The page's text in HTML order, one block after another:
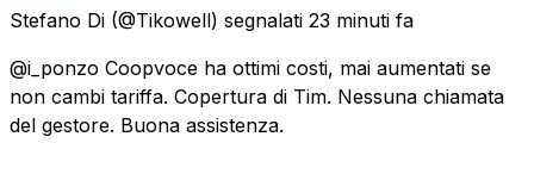
Stefano Di (@Tikowell) segnalati 23 minuti fa
@i_ponzo Coopvoce ha ottimi costi, mai aumentati se
non cambi tariffa. Copertura di Tim. Nessuna chiamata
del gestore. Buona assistenza.